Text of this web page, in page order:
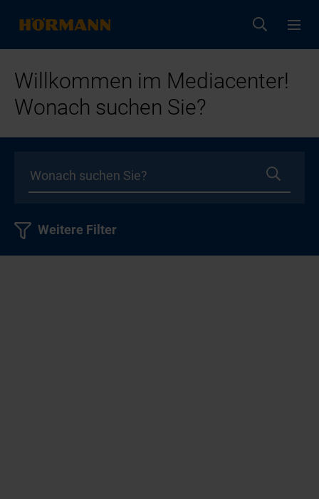
Willkommen im Mediacenter!
Wonach suchen Sie?
Weitere Filter